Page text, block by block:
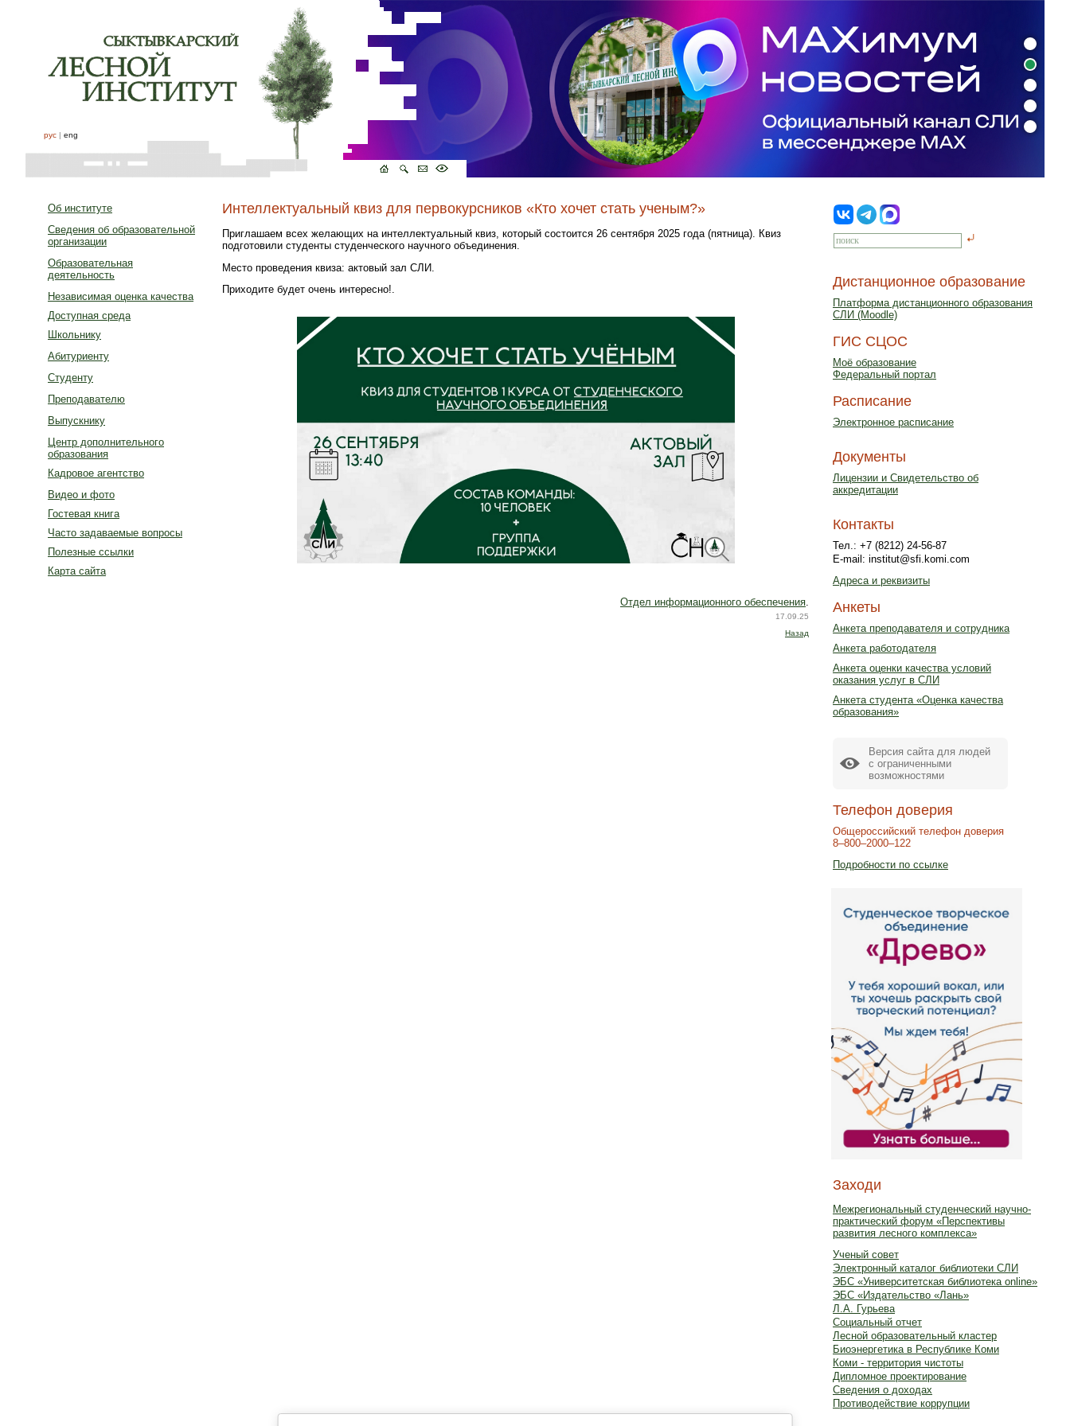
рус | eng
Об институте
Сведения об образовательной
организации
Образовательная
деятельность
Независимая оценка качества
Доступная среда
Школьнику
Абитуриенту
Студенту
Преподавателю
Выпускнику
Центр дополнительного
образования
Кадровое агентство
Видео и фото
Гостевая книга
Часто задаваемые вопросы
Полезные ссылки
Карта сайта
Интеллектуальный квиз для первокурсников «Кто хочет стать ученым?»
Приглашаем всех желающих на интеллектуальный квиз, который состоится 26 сентября 2025 года (пятница). Квиз
подготовили студенты студенческого научного объединения.
Место проведения квиза: актовый зал СЛИ.
Приходите будет очень интересно!.
Отдел информационного обеспечения.
17.09.25
Назад
Дистанционное образование
Платформа дистанционного образования
СЛИ (Moodle)
ГИС СЦОС
Моё образование
Федеральный портал
Расписание
Электронное расписание
Документы
Лицензии и Свидетельство об
аккредитации
Контакты
Тел.: +7 (8212) 24-56-87
E-mail: institut@sfi.komi.com
Адреса и реквизиты
Анкеты
Анкета преподавателя и сотрудника
Анкета работодателя
Анкета оценки качества условий
оказания услуг в СЛИ
Анкета студента «Оценка качества
образования»
Версия сайта для людей
с ограниченными
возможностями
Телефон доверия
Общероссийский телефон доверия
8–800–2000–122
Подробности по ссылке
Заходи
Межрегиональный студенческий научно-
практический форум «Перспективы
развития лесного комплекса»
Ученый совет
Электронный каталог библиотеки СЛИ
ЭБС «Университетская библиотека online»
ЭБС «Издательство «Лань»
Л.А. Гурьева
Социальный отчет
Лесной образовательный кластер
Биоэнергетика в Республике Коми
Коми - территория чистоты
Дипломное проектирование
Сведения о доходах
Противодействие коррупции